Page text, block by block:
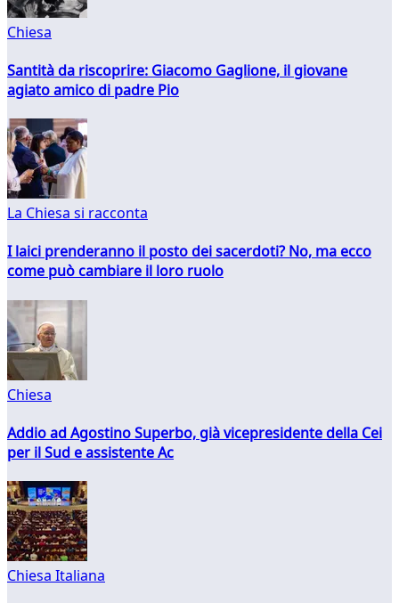
Chiesa
Santità da riscoprire: Giacomo Gaglione, il giovane
agiato amico di padre Pio
La Chiesa si racconta
I laici prenderanno il posto dei sacerdoti? No, ma ecco
come può cambiare il loro ruolo
Chiesa
Addio ad Agostino Superbo, già vicepresidente della Cei
per il Sud e assistente Ac
Chiesa Italiana